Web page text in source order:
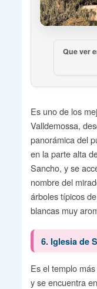
Que ver
Es uno de los
Valldemossa,
panorámica del
en la parte alta
Sancho, y se
nombre del
árboles típicos
blancas muy
6. Iglesia de
Es el templo
y se encuentra